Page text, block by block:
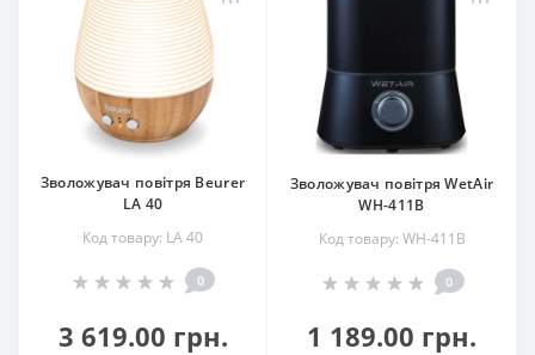
Зволожувач повітря Beurer
LA 40
Код товару: LA 40
0
3 619.00 грн.
Зволожувач повітря WetAir
WH-411B
Код товару: WH-411B
0
1 189.00 грн.